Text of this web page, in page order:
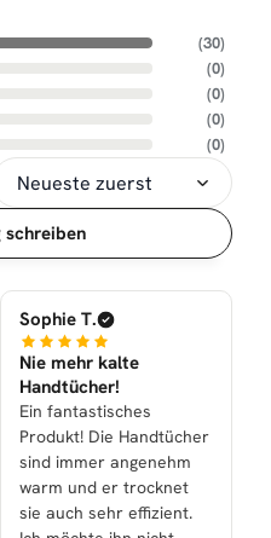
(30)
(0)
(0)
(0)
(0)
schreiben
Sophie T.
Nie mehr kalte
Handtücher!
Ein fantastisches
Produkt! Die Handtücher
sind immer angenehm
warm und er trocknet
sie auch sehr effizient.